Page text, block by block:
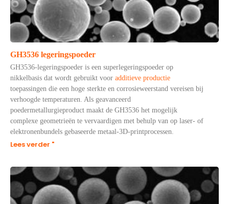
GH3536 legeringspoeder
GH3536-legeringspoeder is een superlegeringspoeder op
nikkelbasis dat wordt gebruikt voor additieve productie
toepassingen die een hoge sterkte en corrosieweerstand vereisen bij
verhoogde temperaturen. Als geavanceerd
poedermetallurgieproduct maakt de GH3536 het mogelijk
complexe geometrieën te vervaardigen met behulp van op laser- of
elektronenbundels gebaseerde metaal-3D-printprocessen.
Lees verder "